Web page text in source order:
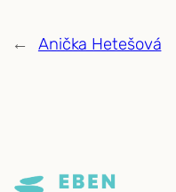
← Anička Hetešová